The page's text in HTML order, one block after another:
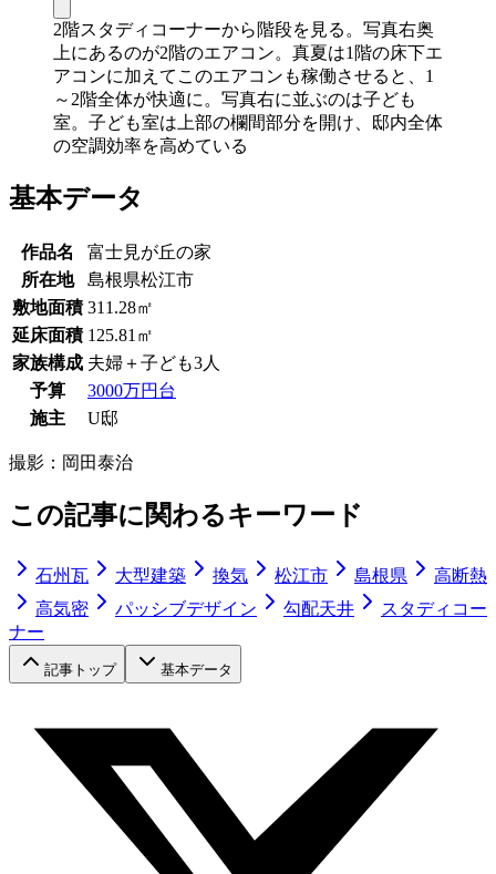
2階スタディコーナーから階段を見る。写真右奥
上にあるのが2階のエアコン。真夏は1階の床下エ
アコンに加えてこのエアコンも稼働させると、1
～2階全体が快適に。写真右に並ぶのは子ども
室。子ども室は上部の欄間部分を開け、邸内全体
の空調効率を高めている
基本データ
作品名
富士見が丘の家
所在地
島根県松江市
敷地面積 311.28㎡
延床面積 125.81㎡
家族構成 夫婦＋子ども3人
予算
3000万円台
施主
U邸
撮影： 岡田泰治
この記事に関わるキーワード
石州瓦 大型建築 換気 松江市 島根県
高断熱
高気密
パッシブデザイン 勾配天井
スタディコー
ナー
記事トップ 基本データ